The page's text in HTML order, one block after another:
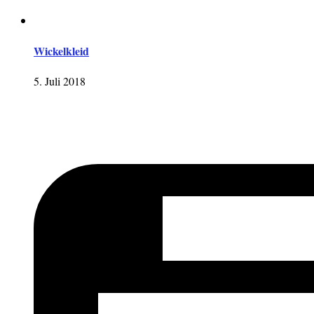
Wickelkleid
5. Juli 2018